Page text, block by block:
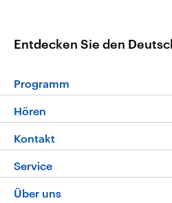
Entdecken Sie den
Programm
Programm
Die Nachrichten
Nachrichtenleicht
Neue Beiträge auf dlf.de
Hören
Livestream
Podcasts
Deutschlandfunk App
Kontakt
Hörerservice
Service
FAQ
Über uns